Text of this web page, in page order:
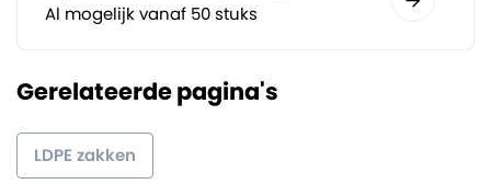
Al mogelijk vanaf 50 stuks
Gerelateerde pagina's
LDPE zakken